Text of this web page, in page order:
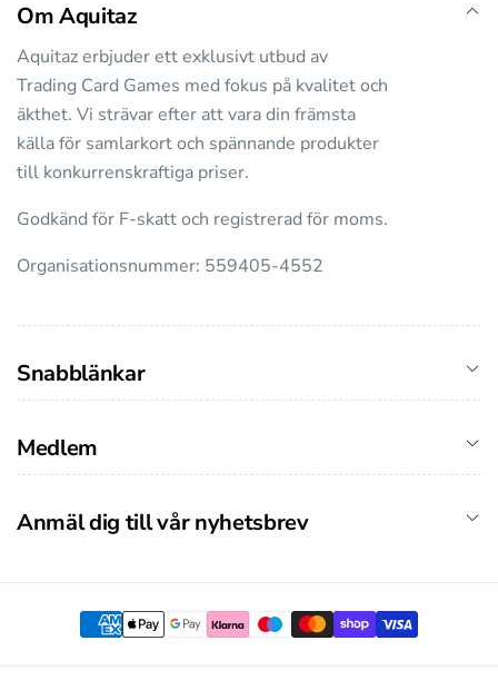
Om Aquitaz
Aquitaz erbjuder ett exklusivt utbud av
Trading Card Games med fokus på kvalitet och
äkthet. Vi strävar efter att vara din främsta
källa för samlarkort och spännande produkter
till konkurrenskraftiga priser.
Godkänd för F-skatt och registrerad för moms.
Organisationsnummer: 559405-4552
Snabblänkar
Medlem
Anmäl dig till vår nyhetsbrev
Betalningsmetoder